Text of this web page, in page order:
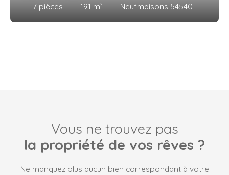
7 pièces 191 m² Neufmaisons 54540
Vous ne trouvez pas
la propriété de vos rêves ?
Ne manquez plus aucun bien correspondant à votre